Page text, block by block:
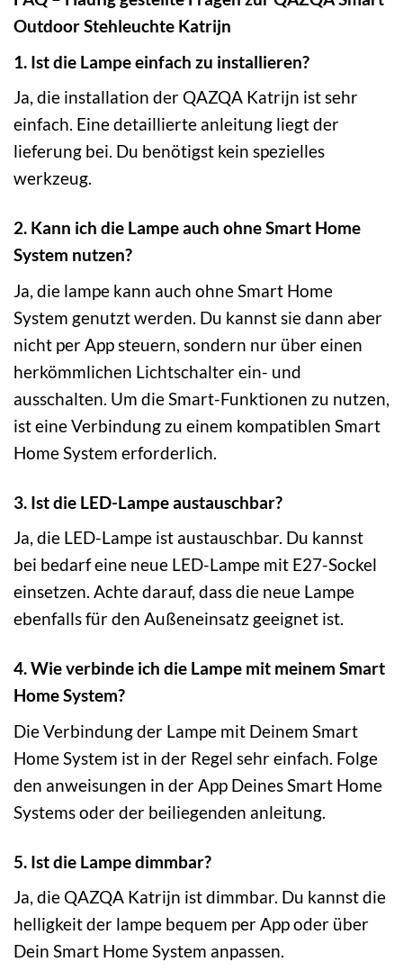
Outdoor Stehleuchte Katrijn
1. Ist die Lampe einfach zu installieren?
Ja, die installation der QAZQA Katrijn ist sehr
einfach. Eine detaillierte anleitung liegt der
lieferung bei. Du benötigst kein spezielles
werkzeug.
2. Kann ich die Lampe auch ohne Smart Home
System nutzen?
Ja, die lampe kann auch ohne Smart Home
System genutzt werden. Du kannst sie dann aber
nicht per App steuern, sondern nur über einen
herkömmlichen Lichtschalter ein- und
ausschalten. Um die Smart-Funktionen zu nutzen,
ist eine Verbindung zu einem kompatiblen Smart
Home System erforderlich.
3. Ist die LED-Lampe austauschbar?
Ja, die LED-Lampe ist austauschbar. Du kannst
bei bedarf eine neue LED-Lampe mit E27-Sockel
einsetzen. Achte darauf, dass die neue Lampe
ebenfalls für den Außeneinsatz geeignet ist.
4. Wie verbinde ich die Lampe mit meinem Smart
Home System?
Die Verbindung der Lampe mit Deinem Smart
Home System ist in der Regel sehr einfach. Folge
den anweisungen in der App Deines Smart Home
Systems oder der beiliegenden anleitung.
5. Ist die Lampe dimmbar?
Ja, die QAZQA Katrijn ist dimmbar. Du kannst die
helligkeit der lampe bequem per App oder über
Dein Smart Home System anpassen.